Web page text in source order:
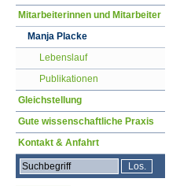
Mitarbeiterinnen und Mitarbeiter
Manja Placke
Lebenslauf
Publikationen
Gleichstellung
Gute wissenschaftliche Praxis
Kontakt & Anfahrt